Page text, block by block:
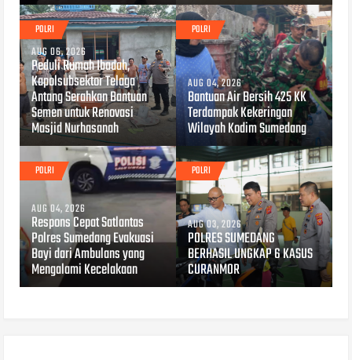
POLRI
AUG 06, 2026
Peduli Rumah Ibadah,
Kapolsubsektor Telaga
Antang Serahkan Bantuan
Semen untuk Renovasi
Masjid Nurhasanah
POLRI
AUG 04, 2026
Bantuan Air Bersih 425 KK
Terdampak Kekeringan
Wilayah Kodim Sumedang
POLRI
AUG 04, 2026
Respons Cepat Satlantas
Polres Sumedang Evakuasi
Bayi dari Ambulans yang
Mengalami Kecelakaan
POLRI
AUG 03, 2026
POLRES SUMEDANG
BERHASIL UNGKAP 6 KASUS
CURANMOR